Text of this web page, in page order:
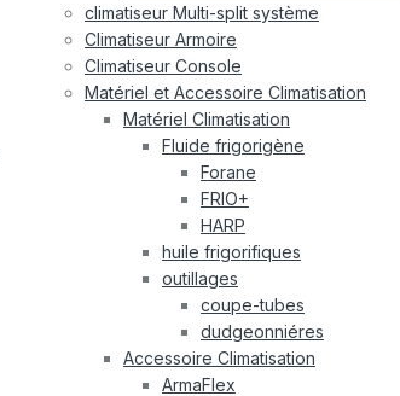
climatiseur Multi-split système
Climatiseur Armoire
Climatiseur Console
Matériel et Accessoire Climatisation
Matériel Climatisation
Fluide frigorigène
Forane
FRIO+
HARP
huile frigorifiques
outillages
coupe-tubes
dudgeonniéres
Accessoire Climatisation
ArmaFlex